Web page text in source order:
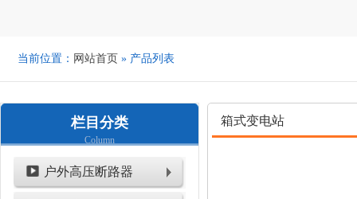
当前位置： 网站首页 » 产品列表
栏目分类
Column
户外高压断路器
箱式变电站